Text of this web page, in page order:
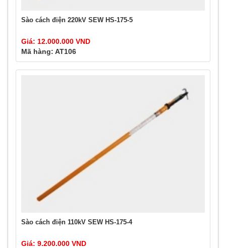
Sào cách điện 220kV SEW HS-175-5
Giá: 12.000.000 VND
Mã hàng: AT106
Sào cách điện 110kV SEW HS-175-4
Giá: 9.200.000 VND